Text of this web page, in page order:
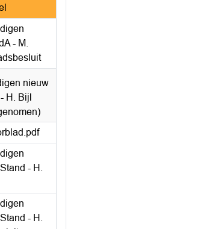
- M.
nieuw
H. Bijl
- H.
- H.